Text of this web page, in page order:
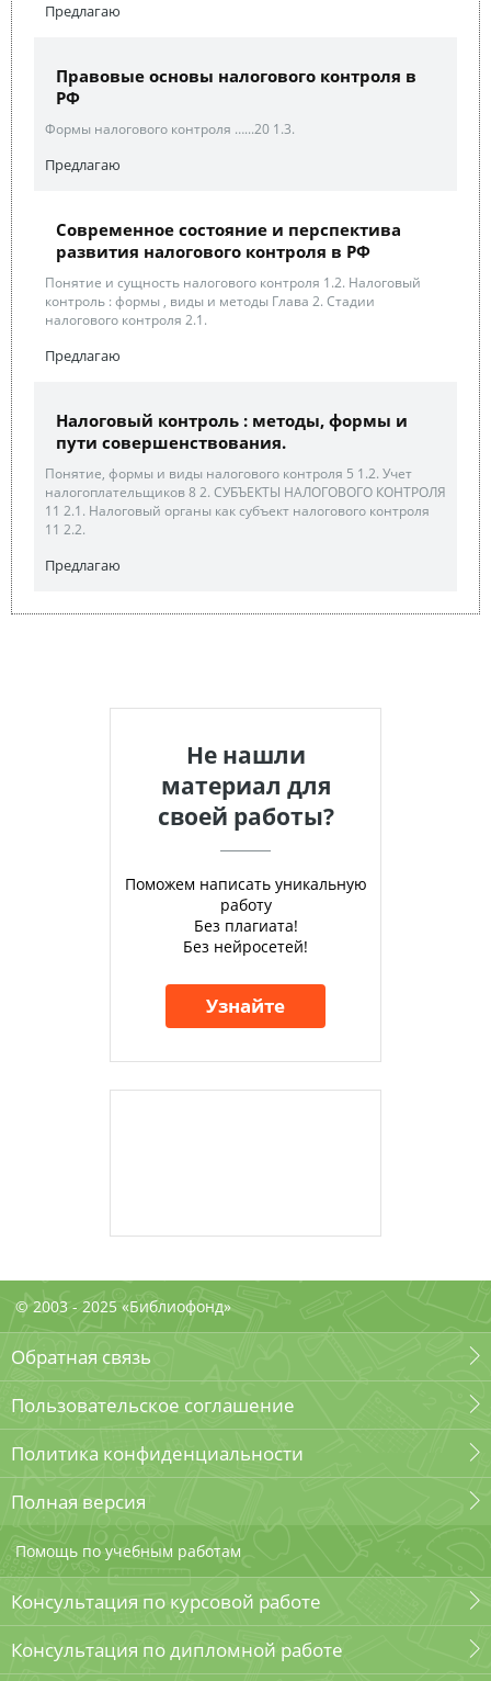
Предлагаю
Правовые основы налогового контроля в
РФ
Формы налогового контроля …...20 1.3.
Предлагаю
Современное состояние и перспектива
развития налогового контроля в РФ
Понятие и сущность налогового контроля 1.2. Налоговый
контроль : формы , виды и методы Глава 2. Стадии
налогового контроля 2.1.
Предлагаю
Налоговый контроль : методы, формы и
пути совершенствования.
Понятие, формы и виды налогового контроля 5 1.2. Учет
налогоплательщиков 8 2. СУБЪЕКТЫ НАЛОГОВОГО КОНТРОЛЯ
11 2.1. Налоговый органы как субъект налогового контроля
11 2.2.
Предлагаю
Не нашли
материал для
своей работы?
Поможем написать уникальную
работу
Без плагиата!
Без нейросетей!
Узнайте
© 2003 - 2025 «Библиофонд»
Обратная связь
Пользовательское соглашение
Политика конфиденциальности
Полная версия
Помощь по учебным работам
Консультация по курсовой работе
Консультация по дипломной работе